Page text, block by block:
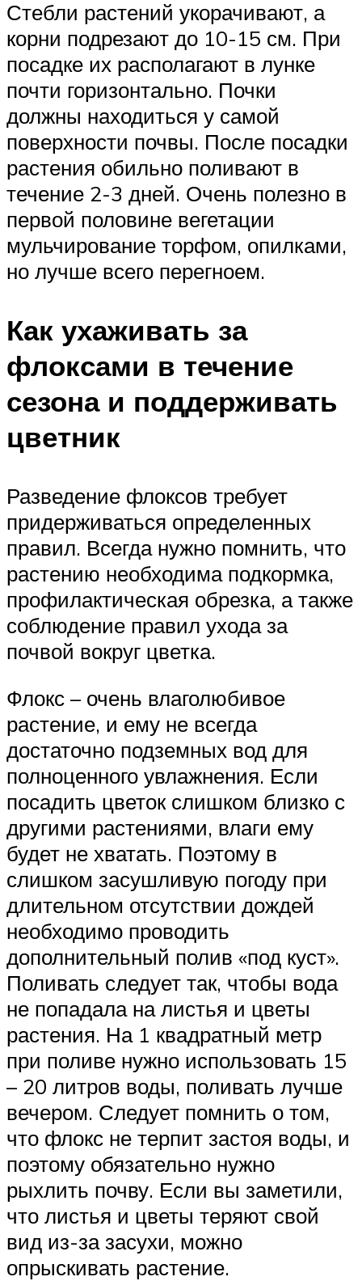
Стебли растений укорачивают, а
корни подрезают до 10-15 см. При
посадке их располагают в лунке
почти горизонтально. Почки
должны находиться у самой
поверхности почвы. После посадки
растения обильно поливают в
течение 2-3 дней. Очень полезно в
первой половине вегетации
мульчирование торфом, опилками,
но лучше всего перегноем.
Как ухаживать за
флоксами в течение
сезона и поддерживать
цветник
Разведение флоксов требует
придерживаться определенных
правил. Всегда нужно помнить, что
растению необходима подкормка,
профилактическая обрезка, а также
соблюдение правил ухода за
почвой вокруг цветка.
Флокс – очень влаголюбивое
растение, и ему не всегда
достаточно подземных вод для
полноценного увлажнения. Если
посадить цветок слишком близко с
другими растениями, влаги ему
будет не хватать. Поэтому в
слишком засушливую погоду при
длительном отсутствии дождей
необходимо проводить
дополнительный полив «под куст».
Поливать следует так, чтобы вода
не попадала на листья и цветы
растения. На 1 квадратный метр
при поливе нужно использовать 15
– 20 литров воды, поливать лучше
вечером. Следует помнить о том,
что флокс не терпит застоя воды, и
поэтому обязательно нужно
рыхлить почву. Если вы заметили,
что листья и цветы теряют свой
вид из-за засухи, можно
опрыскивать растение.